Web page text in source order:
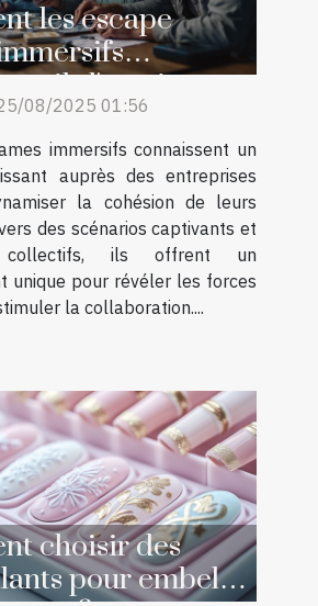
les escape
ils l'esprit
?
08/2025 01:56
immersifs connaissent un
auprès des entreprises
la cohésion de leurs
des scénarios captivants et
ils offrent un
unique pour révéler les forces
la collaboration....
choisir des
pour embellir